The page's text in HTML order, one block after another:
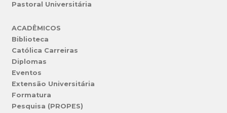
Pastoral Universitária
ACADÊMICOS
Biblioteca
Católica Carreiras
Diplomas
Eventos
Extensão Universitária
Formatura
Pesquisa (PROPES)